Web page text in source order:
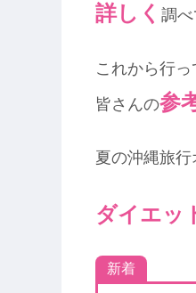
詳しく 調
これから行
皆さんの参
夏の沖縄旅
ダイエッ
新着